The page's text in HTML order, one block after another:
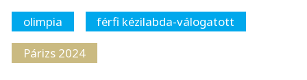
olimpia
férfi kézilabda-válogatott
Párizs 2024